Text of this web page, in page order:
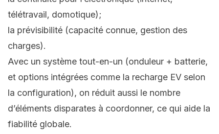
télétravail, domotique);
la prévisibilité (capacité connue, gestion des
charges).
Avec un système tout-en-un (onduleur + batterie,
et options intégrées comme la recharge EV selon
la configuration), on réduit aussi le nombre
d’éléments disparates à coordonner, ce qui aide la
fiabilité globale.